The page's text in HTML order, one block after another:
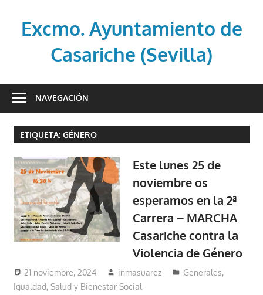
contenidoExcmo. Ayuntamiento de
Casariche (Sevilla)
oficial
Ayuntamiento
de
Casariche
(Sevilla)
NAVEGACIÓN
ETIQUETA: GÉNERO
Este lunes 25 de
noviembre os
esperamos en la 2ª
Carrera – MARCHA
Casariche contra la
Violencia de Género
21 noviembre, 2024 inmasuarez Generales,
Igualdad, Salud y Bienestar Social